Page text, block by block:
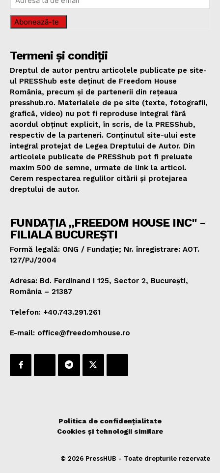
Abonează-te
Termeni și condiții
Dreptul de autor pentru articolele publicate pe site-
ul PRESShub este deținut de Freedom House
România, precum și de partenerii din rețeaua
presshub.ro. Materialele de pe site (texte, fotografii,
grafică, video) nu pot fi reproduse integral fără
acordul obținut explicit, în scris, de la PRESShub,
respectiv de la parteneri. Conținutul site-ului este
integral protejat de Legea Dreptului de Autor. Din
articolele publicate de PRESShub pot fi preluate
maxim 500 de semne, urmate de link la articol.
Cerem respectarea regulilor citării și protejarea
dreptului de autor.
FUNDAȚIA „FREEDOM HOUSE INC" -
FILIALA BUCUREȘTI
Formă legală: ONG / Fundație; Nr. înregistrare: AOT.
127/PJ/2004
Adresa: Bd. Ferdinand I 125, Sector 2, București,
România – 21387
Telefon: +40.743.291.261
E-mail: office@freedomhouse.ro
Politica de confidențialitate
Cookies și tehnologii similare
© 2026 PressHUB - Toate drepturile rezervate